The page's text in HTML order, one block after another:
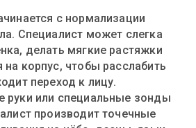
с нормализации
Специалист может слегка
делать мягкие растяжки
на корпус, чтобы расслабить
переход к лицу.
руки или специальные зонды
производит точечные